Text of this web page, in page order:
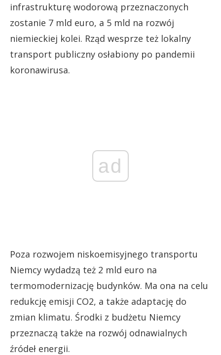
infrastrukturę wodorową przeznaczonych
zostanie 7 mld euro, a 5 mld na rozwój
niemieckiej kolei. Rząd wesprze też lokalny
transport publiczny osłabiony po pandemii
koronawirusa.
ad
Poza rozwojem niskoemisyjnego transportu
Niemcy wydadzą też 2 mld euro na
termomodernizację budynków. Ma ona na celu
redukcję emisji CO2, a także adaptację do
zmian klimatu. Środki z budżetu Niemcy
przeznaczą także na rozwój odnawialnych
źródeł energii.